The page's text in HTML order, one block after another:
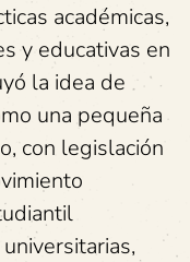
académicas,
y educativas en
la idea de
una pequeña
con legislación